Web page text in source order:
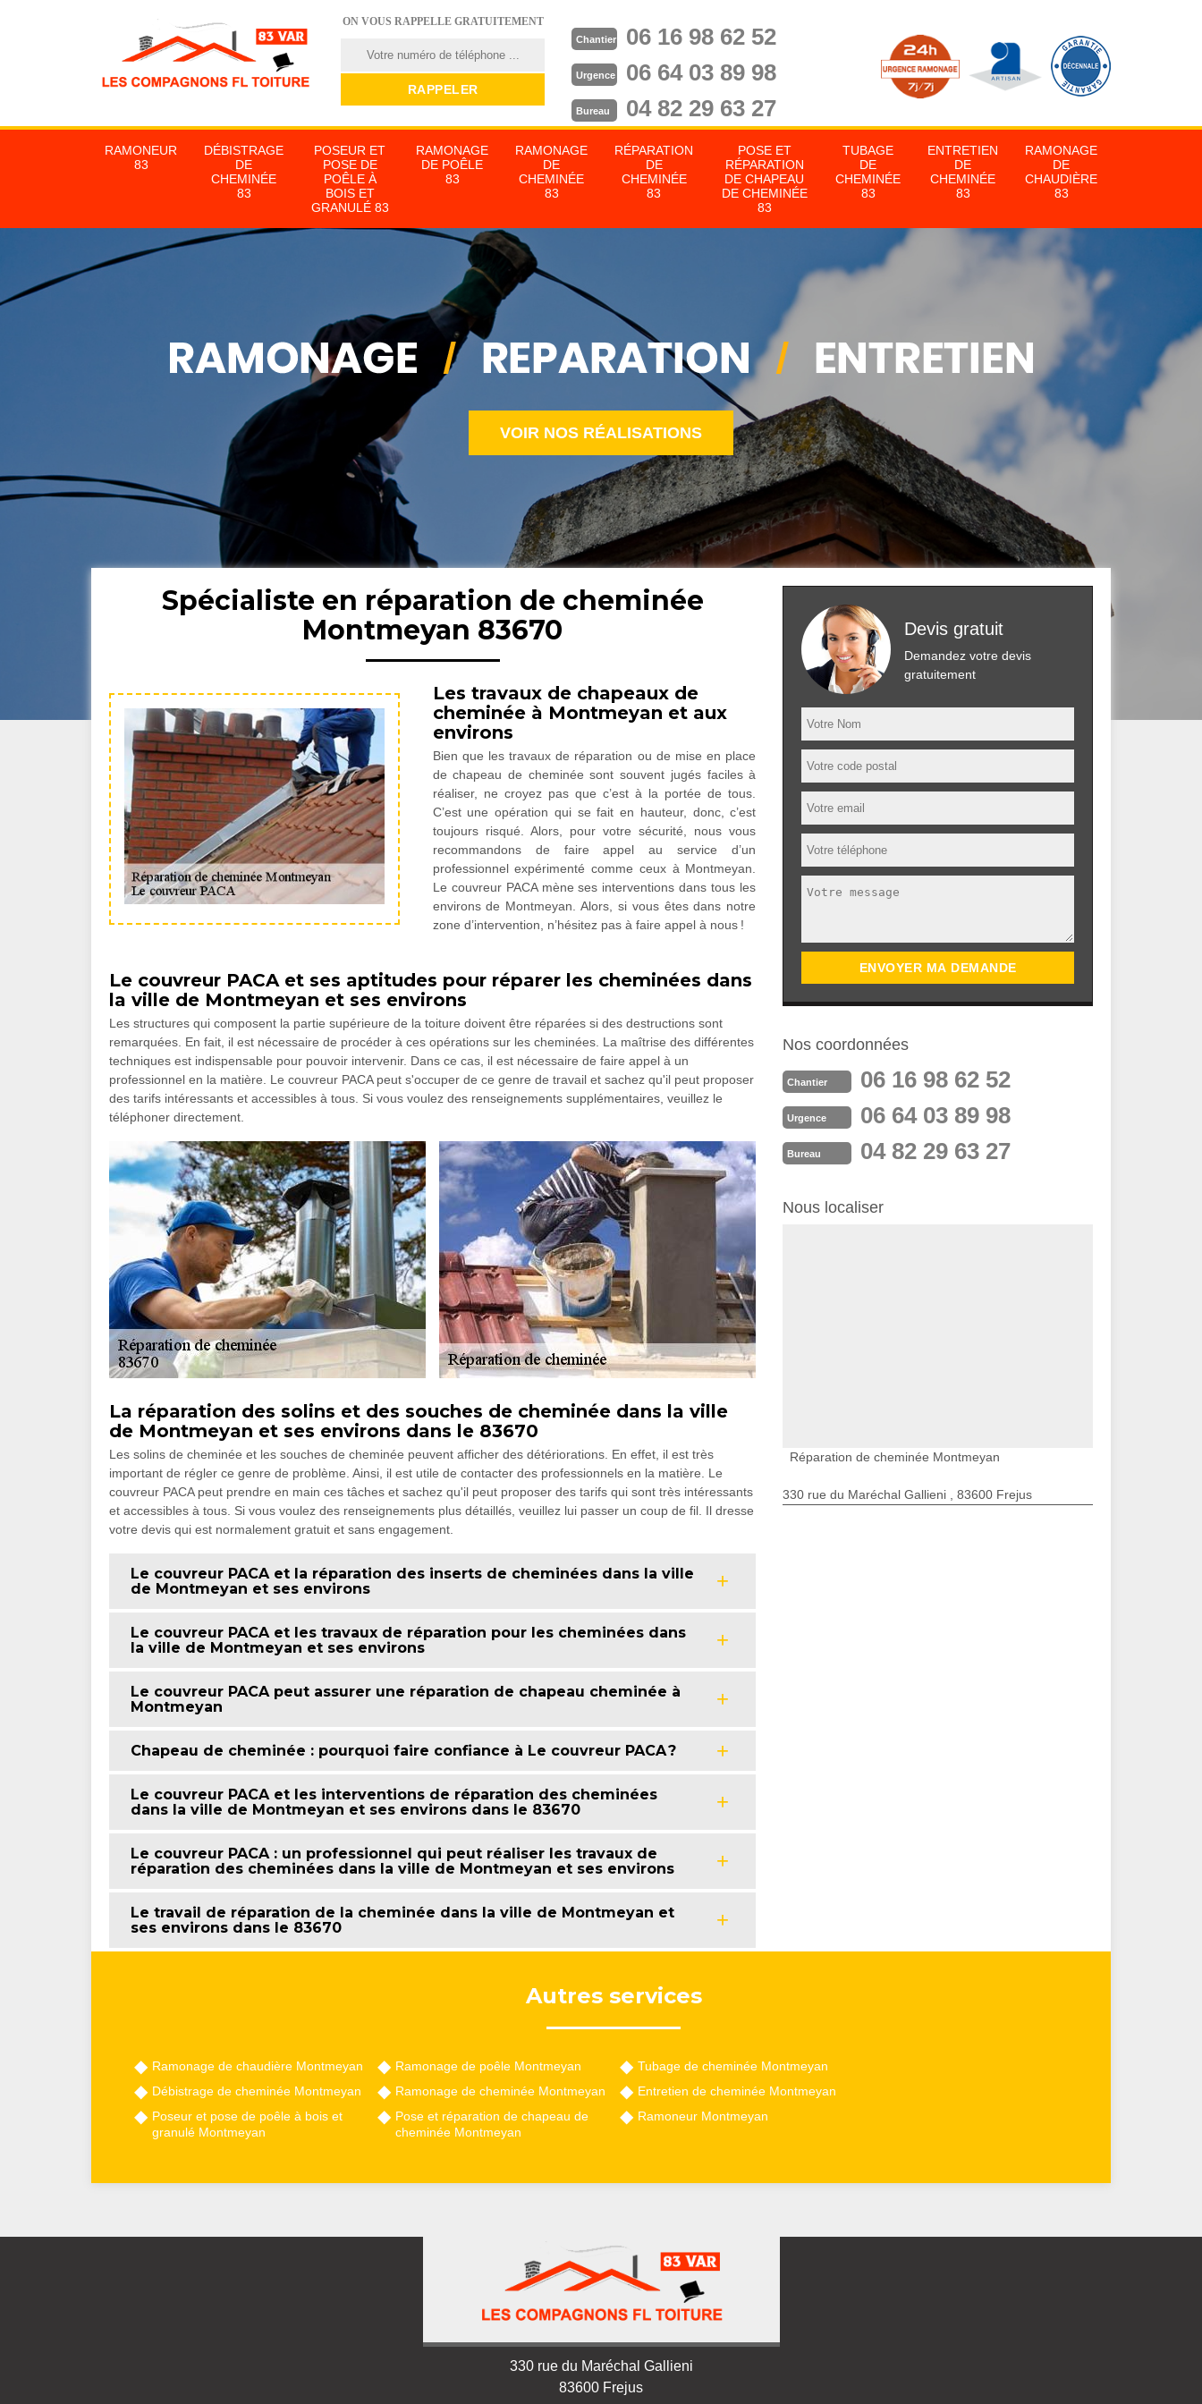
ON VOUS RAPPELLE GRATUITEMENT
Chantier 06 16 98 62 52
Urgence 06 64 03 89 98
Bureau 04 82 29 63 27
RAMONEUR
83
DÉBISTRAGE
DE
CHEMINÉE
83
POSEUR ET
POSE DE
POÊLE À
BOIS ET
GRANULÉ 83
RAMONAGE
DE POÊLE
83
RAMONAGE
DE
CHEMINÉE
83
RÉPARATION
DE
CHEMINÉE
83
POSE ET
RÉPARATION
DE CHAPEAU
DE CHEMINÉE
83
TUBAGE
DE
CHEMINÉE
83
ENTRETIEN
DE
CHEMINÉE
83
RAMONAGE
DE
CHAUDIÈRE
83
VOIR NOS RÉALISATIONS
Spécialiste en réparation de cheminée
Montmeyan 83670
Les travaux de chapeaux de
cheminée à Montmeyan et aux
environs
Bien que les travaux de réparation ou de mise en place
de chapeau de cheminée sont souvent jugés faciles à
réaliser, ne croyez pas que c’est à la portée de tous.
C’est une opération qui se fait en hauteur, donc, c’est
toujours risqué. Alors, pour votre sécurité, nous vous
recommandons de faire appel au service d’un
professionnel expérimenté comme ceux à Montmeyan.
Le couvreur PACA mène ses interventions dans tous les
environs de Montmeyan. Alors, si vous êtes dans notre
zone d’intervention, n’hésitez pas à faire appel à nous !
Le couvreur PACA et ses aptitudes pour réparer les cheminées dans
la ville de Montmeyan et ses environs
Les structures qui composent la partie supérieure de la toiture doivent être réparées si des destructions sont
remarquées. En fait, il est nécessaire de procéder à ces opérations sur les cheminées. La maîtrise des différentes
techniques est indispensable pour pouvoir intervenir. Dans ce cas, il est nécessaire de faire appel à un
professionnel en la matière. Le couvreur PACA peut s'occuper de ce genre de travail et sachez qu'il peut proposer
des tarifs intéressants et accessibles à tous. Si vous voulez des renseignements supplémentaires, veuillez le
téléphoner directement.
La réparation des solins et des souches de cheminée dans la ville
de Montmeyan et ses environs dans le 83670
Les solins de cheminée et les souches de cheminée peuvent afficher des détériorations. En effet, il est très
important de régler ce genre de problème. Ainsi, il est utile de contacter des professionnels en la matière. Le
couvreur PACA peut prendre en main ces tâches et sachez qu'il peut proposer des tarifs qui sont très intéressants
et accessibles à tous. Si vous voulez des renseignements plus détaillés, veuillez lui passer un coup de fil. Il dresse
votre devis qui est normalement gratuit et sans engagement.
Le couvreur PACA et la réparation des inserts de cheminées dans la ville
de Montmeyan et ses environs
Le couvreur PACA et les travaux de réparation pour les cheminées dans
la ville de Montmeyan et ses environs
Le couvreur PACA peut assurer une réparation de chapeau cheminée à
Montmeyan
Chapeau de cheminée : pourquoi faire confiance à Le couvreur PACA ?
Le couvreur PACA et les interventions de réparation des cheminées
dans la ville de Montmeyan et ses environs dans le 83670
Le couvreur PACA : un professionnel qui peut réaliser les travaux de
réparation des cheminées dans la ville de Montmeyan et ses environs
Le travail de réparation de la cheminée dans la ville de Montmeyan et
ses environs dans le 83670
Devis gratuit
Demandez votre devis
gratuitement
Nos coordonnées
Chantier 06 16 98 62 52
Urgence 06 64 03 89 98
Bureau 04 82 29 63 27
Nous localiser
Réparation de cheminée Montmeyan
330 rue du Maréchal Gallieni , 83600 Frejus
Autres services
Ramonage de chaudière Montmeyan
Débistrage de cheminée Montmeyan
Poseur et pose de poêle à bois et
granulé Montmeyan
Ramonage de poêle Montmeyan
Ramonage de cheminée Montmeyan
Pose et réparation de chapeau de
cheminée Montmeyan
Tubage de cheminée Montmeyan
Entretien de cheminée Montmeyan
Ramoneur Montmeyan
330 rue du Maréchal Gallieni
83600 Frejus